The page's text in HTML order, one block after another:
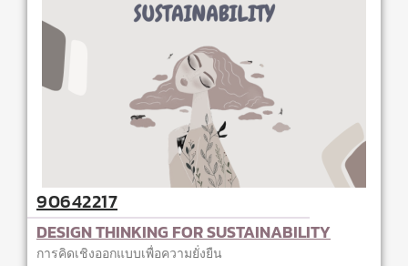
90642217
DESIGN THINKING FOR SUSTAINABILITY
การคิดเชิงออกแบบเพื่อความยั่งยืน